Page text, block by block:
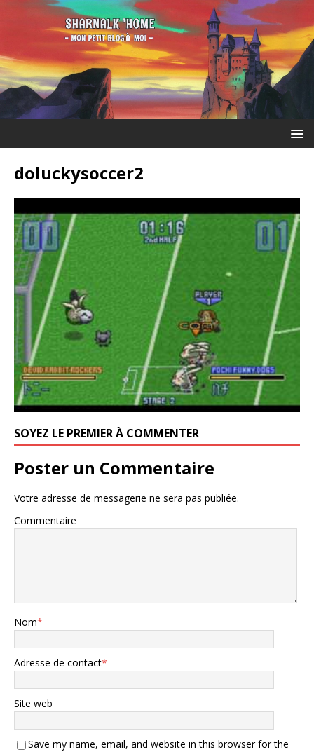
doluckysoccer2
SOYEZ LE PREMIER À COMMENTER
Poster un Commentaire
Votre adresse de messagerie ne sera pas publiée.
Commentaire
Nom*
Adresse de contact*
Site web
Save my name, email, and website in this browser for the